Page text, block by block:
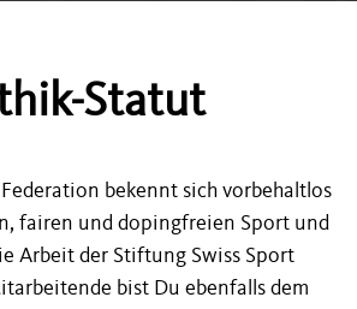
Statut
bekennt sich vorbehaltlos
fairen und dopingfreien Sport und
Arbeit der Stiftung Swiss Sport
bist Du ebenfalls dem